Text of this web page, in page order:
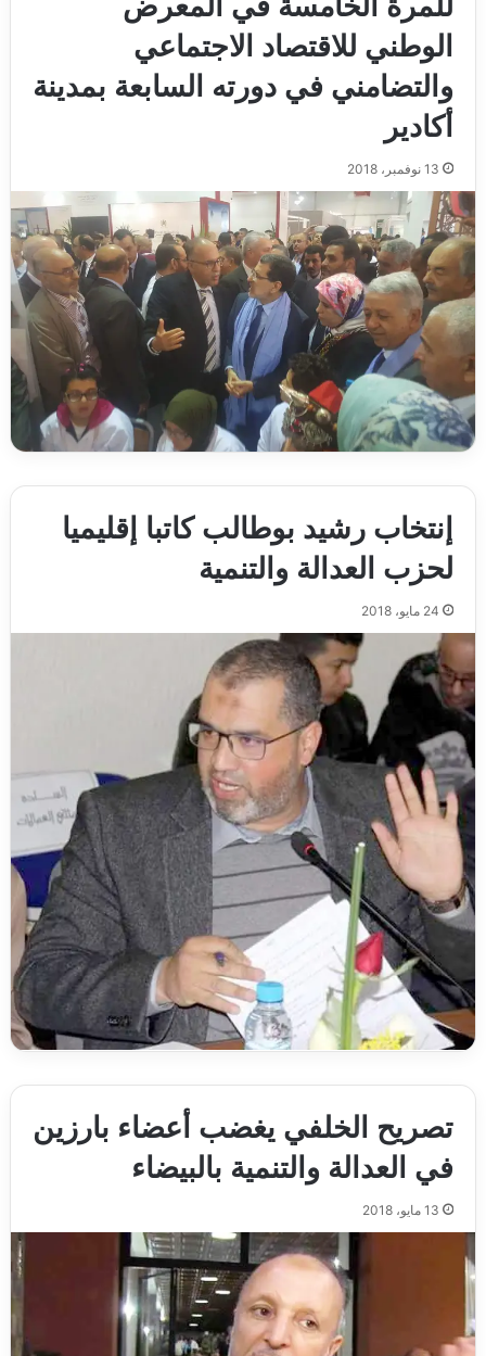
الوطني للاقتصاد الاجتماعي
والتضامني في دورته السابعة بمدينة
أكادير
13 نوفمبر، 2018
إنتخاب رشيد بوطالب كاتبا إقليميا
لحزب العدالة والتنمية
24 مايو، 2018
تصريح الخلفي‮ ‬يغضب أعضاء بارزين
في‮ ‬العدالة والتنمية بالبيضاء
13 مايو، 2018